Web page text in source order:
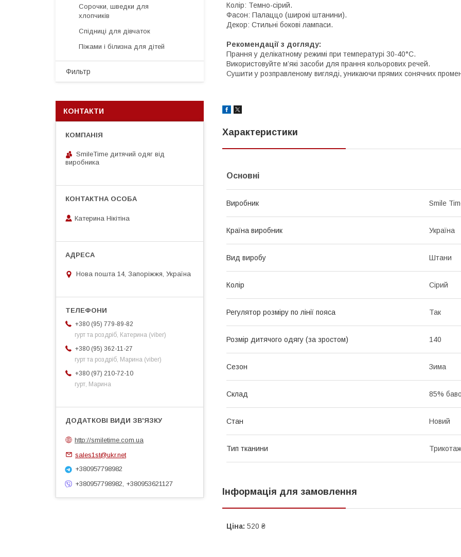
Колір: Темно-сірий.
Фасон: Палаццо (широкі штанини).
Декор: Стильні бокові лампаси.
Рекомендації з догляду:
Прання у делікатному режимі при температурі 30-40°C.
Використовуйте м’які засоби для прання кольорових речей.
Сушити у розправленому вигляді, уникаючи прямих сонячних
Характеристики
Основні
Виробник Smile
Країна виробник Україна
Вид виробу Штани
Колір Сірий
Регулятор розміру по лінії пояса Так
Розмір дитячого одягу (за зростом) 140
Сезон Зима
Склад 85%
Стан Новий
Тип тканини Трикотаж
Інформація для замовлення
Ціна: 520 ₴
Сорочки, шведки для
хлопчиків
Спідниці для дівчаток
Піжами і білизна для дітей
Фильтр
КОНТАКТИ
SmileTime дитячий одяг від
виробника
Катерина Нікітіна
Нова пошта 14, Запоріжжя, Україна
+380 (95) 779-89-82
гурт та роздріб, Катерина (viber)
+380 (95) 362-11-27
гурт та роздріб, Марина (viber)
+380 (97) 210-72-10
гурт, Марина
http://smiletime.com.ua
sales1st@ukr.net
+380957798982
+380957798982, +380953621127